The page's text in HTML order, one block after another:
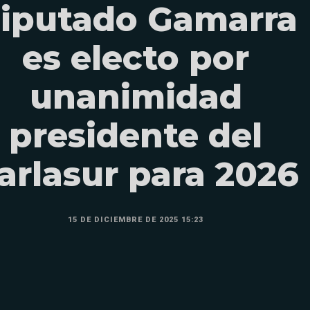
Gamarra
es electo por
unanimidad
presidente del
para 2026
15 DE DICIEMBRE DE 2025 15:23